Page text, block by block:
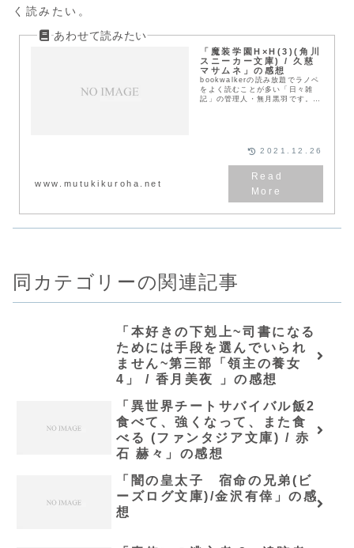
く読みたい。
「魔装学園H×H(3)(角川
スニーカー文庫) / 久慈
マサムネ」の感想
bookwalkerの読み放題でラノベ
をよく読むことが多い「日々雑
記」の管理人・無月黒羽です。
www.mutukikuroha.net
2021.12.26
同カテゴリーの関連記事
「本好きの下剋上~司書になる
ためには手段を選んでいられ
ません~第三部「領主の養女
4」 / 香月美夜 」の感想
「異世界チートサバイバル飯2
食べて、強くなって、また食
べる (ファンタジア文庫) / 赤
石 赫々」の感想
「闇の皇太子 宿命の兄弟(ビ
ーズログ文庫)/金沢有倖」の感
想